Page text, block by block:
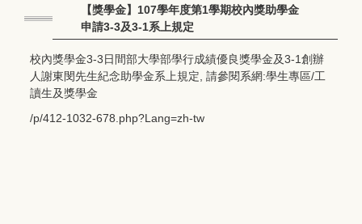
【獎學金】107學年度第1學期校內獎助學金
申請3-3及3-1系上規定
校內獎學金3-3日間部大學部學行成績優良獎學金及3-1創辦
人謝東閔先生紀念助學金系上規定, 請參閱系網:學生專區/工
讀生及獎學金
/p/412-1032-678.php?Lang=zh-tw